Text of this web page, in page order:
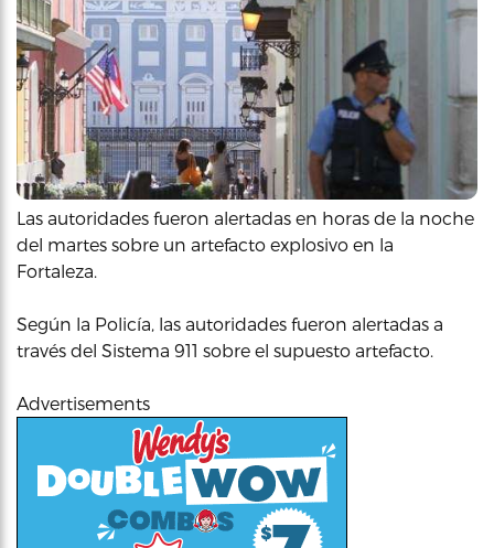
Las autoridades fueron alertadas en horas de la noche
del martes sobre un artefacto explosivo en la
Fortaleza.
Según la Policía, las autoridades fueron alertadas a
través del Sistema 911 sobre el supuesto artefacto.
Advertisements